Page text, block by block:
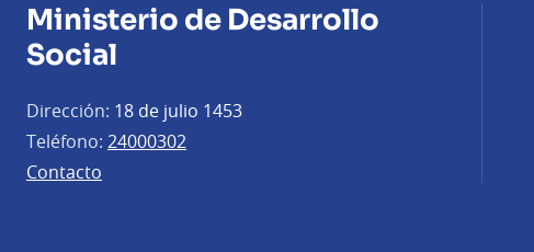
Ministerio de Desarrollo
Social
Dirección: 18 de julio 1453
Teléfono: 24000302
Contacto